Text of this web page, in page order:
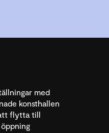
med
konsthallen
flytta till